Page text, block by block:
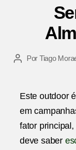
Autor
Por Tiago
Este outdoor
em
fator
deve saber